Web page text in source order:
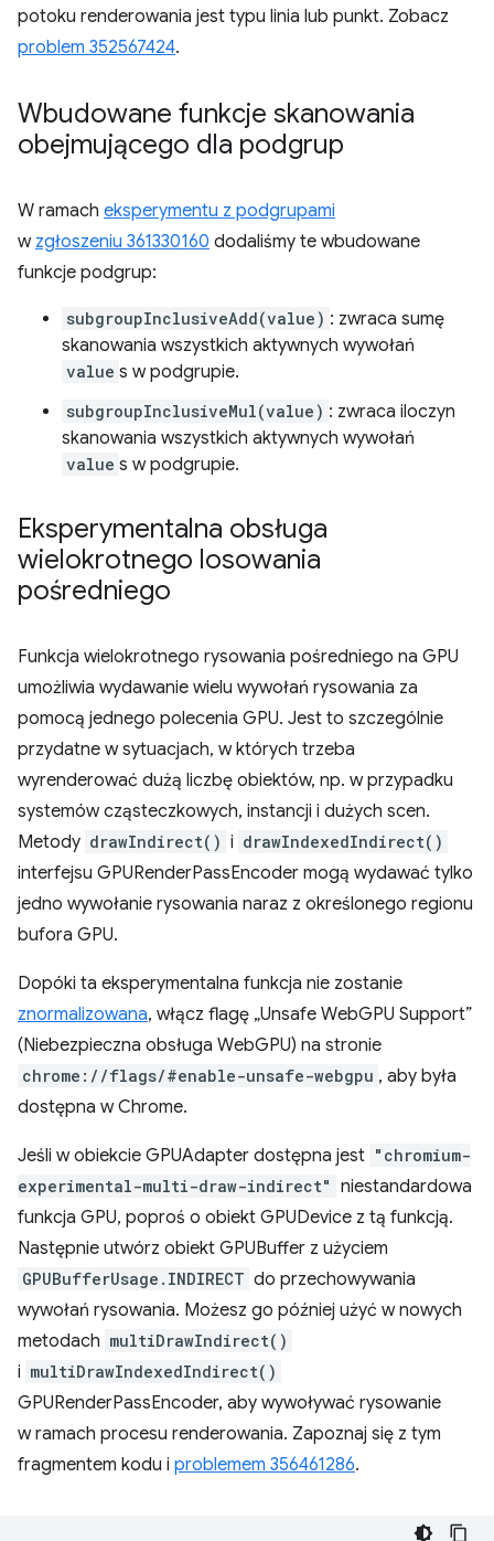
potoku renderowania jest typu linia lub punkt. Zobacz
problem 352567424.
Wbudowane funkcje skanowania
obejmującego dla podgrup
W ramach eksperymentu z podgrupami
w zgłoszeniu 361330160 dodaliśmy te wbudowane
funkcje podgrup:
subgroupInclusiveAdd(value) : zwraca sumę
skanowania wszystkich aktywnych wywołań
value s w podgrupie.
subgroupInclusiveMul(value) : zwraca iloczyn
skanowania wszystkich aktywnych wywołań
value s w podgrupie.
Eksperymentalna obsługa
wielokrotnego losowania
pośredniego
Funkcja wielokrotnego rysowania pośredniego na GPU
umożliwia wydawanie wielu wywołań rysowania za
pomocą jednego polecenia GPU. Jest to szczególnie
przydatne w sytuacjach, w których trzeba
wyrenderować dużą liczbę obiektów, np. w przypadku
systemów cząsteczkowych, instancji i dużych scen.
Metody drawIndirect() i drawIndexedIndirect()
interfejsu GPURenderPassEncoder mogą wydawać tylko
jedno wywołanie rysowania naraz z określonego regionu
bufora GPU.
Dopóki ta eksperymentalna funkcja nie zostanie
znormalizowana, włącz flagę „Unsafe WebGPU Support”
(Niebezpieczna obsługa WebGPU) na stronie
chrome://flags/#enable-unsafe-webgpu , aby była
dostępna w Chrome.
Jeśli w obiekcie GPUAdapter dostępna jest "chromium-
experimental-multi-draw-indirect" niestandardowa
funkcja GPU, poproś o obiekt GPUDevice z tą funkcją.
Następnie utwórz obiekt GPUBuffer z użyciem
GPUBufferUsage.INDIRECT do przechowywania
wywołań rysowania. Możesz go później użyć w nowych
metodach multiDrawIndirect()
i multiDrawIndexedIndirect()
GPURenderPassEncoder, aby wywoływać rysowanie
w ramach procesu renderowania. Zapoznaj się z tym
fragmentem kodu i problemem 356461286.